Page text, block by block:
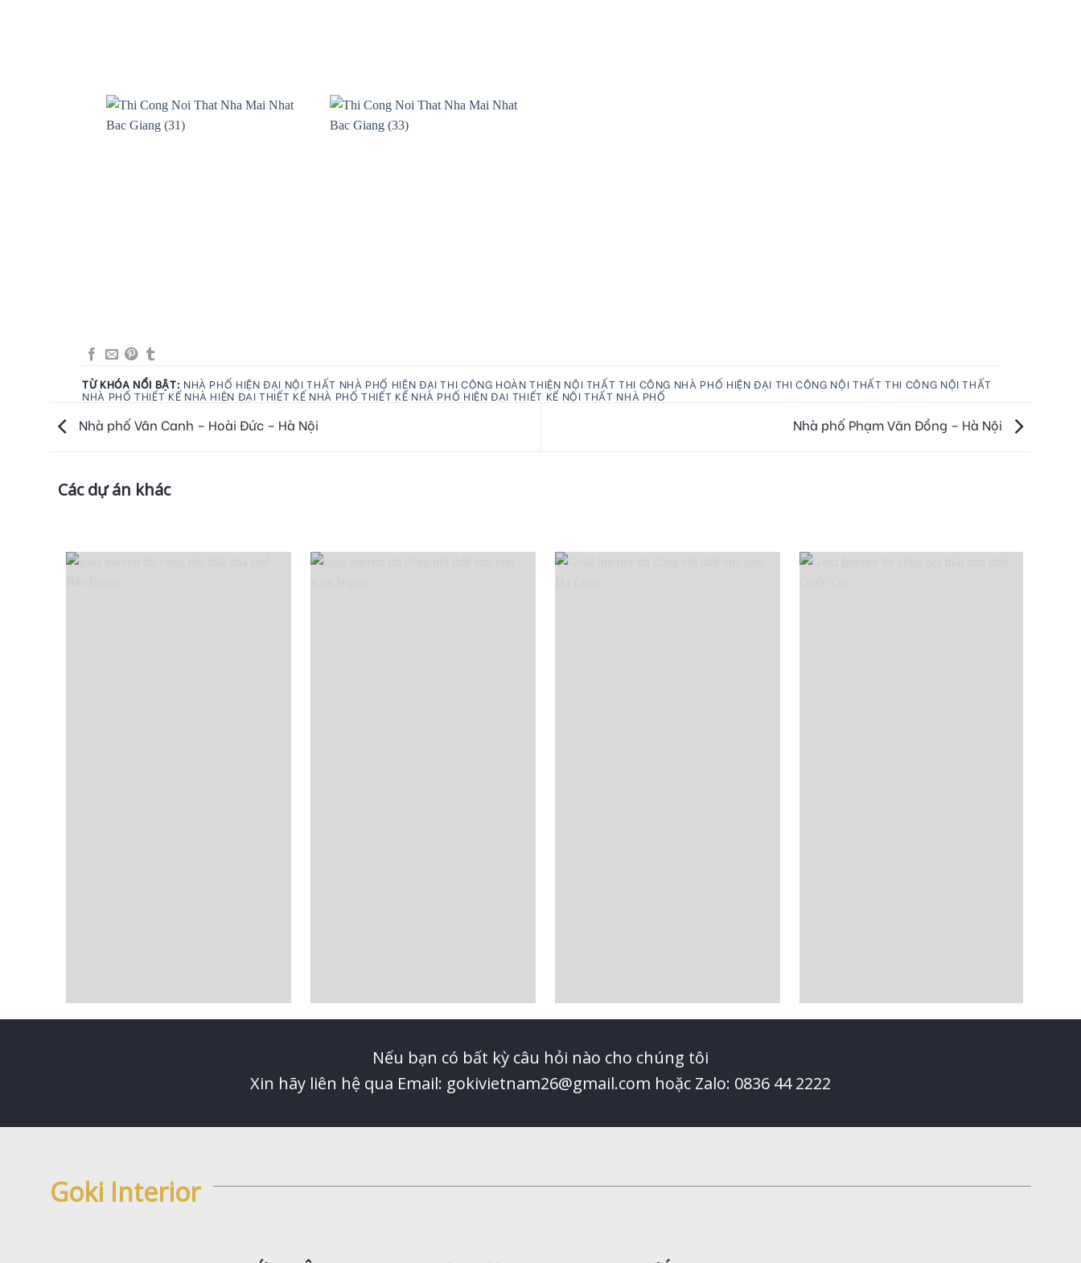
TỪ KHÓA NỔI BẬT: NHÀ PHỐ HIỆN ĐẠI NỘI THẤT NHÀ PHỐ HIỆN ĐẠI THI CÔNG HOÀN THIỆN NỘI THẤT THI CÔNG NHÀ PHỐ HIỆN ĐẠI THI CÔNG NỘI THẤT THI CÔNG NỘI THẤT
NHÀ PHỐ THIẾT KẾ NHÀ HIỆN ĐẠI THIẾT KẾ NHÀ PHỐ THIẾT KẾ NHÀ PHỐ HIỆN ĐẠI THIẾT KẾ NỘI THẤT NHÀ PHỐ
Nhà phố Vân Canh – Hoài Đức – Hà Nội Nhà phố Phạm Văn Đồng – Hà Nội
Các dự án khác
Nếu bạn có bất kỳ câu hỏi nào cho chúng tôi
Xin hãy liên hệ qua Email: gokivietnam26@gmail.com hoặc Zalo: 0836 44 2222
Goki Interior